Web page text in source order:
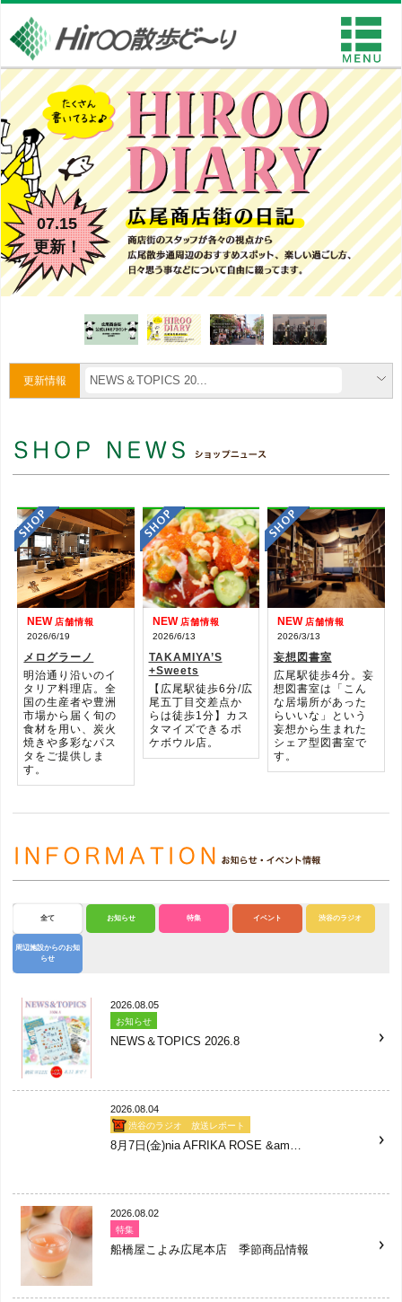
07.15
更新！
更新情報 NEWS＆TOPICS 20...
2026/6/19
NEW 店舗情報
メログラーノ
明治通り沿いのイ
タリア料理店。全
国の生産者や豊洲
市場から届く旬の
食材を用い、炭火
焼きや多彩なパス
タをご提供しま
す。
2026/6/13
NEW 店舗情報
TAKAMIYA’S
+Sweets
【広尾駅徒歩6分/広
尾五丁目交差点か
らは徒歩1分】カス
タマイズできるポ
ケボウル店。
2026/3/13
NEW 店舗情報
妄想図書室
広尾駅徒歩4分。妄
想図書室は「こん
な居場所があった
らいいな」という
妄想から生まれた
シェア型図書室で
す。
全て お知らせ 特集 イベント 渋谷のラジオ
周辺施設からのお知
らせ
2026.08.05
お知らせ
NEWS＆TOPICS 2026.8
2026.08.04
渋谷のラジオ 放送レポート
8月7日(金)nia AFRIKA ROSE &am…
2026.08.02
特集
船橋屋こよみ広尾本店 季節商品情報